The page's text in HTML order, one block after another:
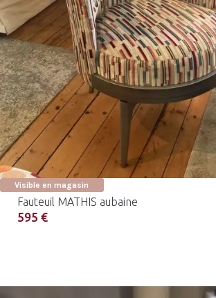
Visible en magasin
Fauteuil MATHIS aubaine
595 €